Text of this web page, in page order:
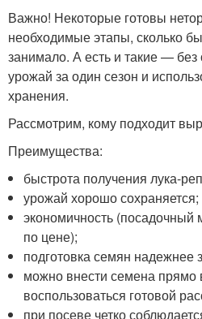
Важно! Некоторые готовы
необходимые этапы, сколько
занимало. А есть и такие — без
урожай за один сезон и
хранения.
Рассмотрим, кому подходит
Преимущества:
быстрота получения лука-
урожай хорошо сохраняется;
экономичность (посадочный
по цене);
подготовка семян надежнее
можно внести семена прямо
воспользоваться готовой
при посеве четко